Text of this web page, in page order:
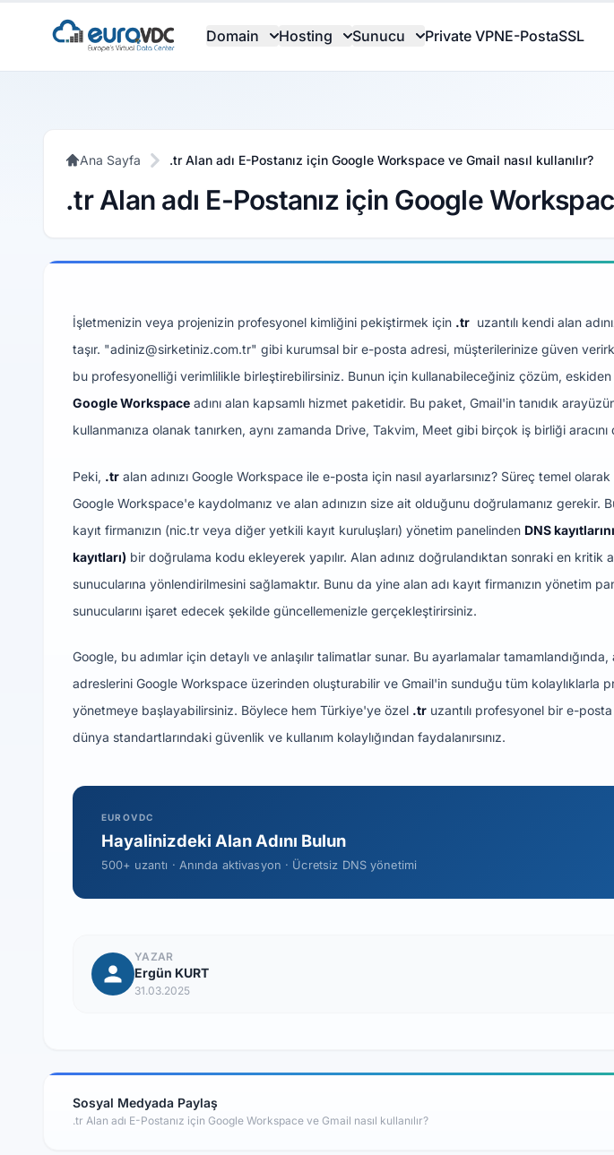
Domain Hosting Sunucu Private VPNE-PostaSSL
Ana Sayfa .tr Alan adı E-Postanız için Google Workspace ve Gmail nasıl kullanılır?
.tr Alan adı E-Postanız için Google
İşletmenizin veya projenizin profesyonel kimliğini pekiştirmek için .tr uzantılı kendi alan
taşır. "adiniz@sirketiniz.com.tr" gibi kurumsal bir e-posta adresi, müşterilerinize güven
bu profesyonelliği verimlilikle birleştirebilirsiniz. Bunun için kullanabileceğiniz çözüm,
Google Workspace adını alan kapsamlı hizmet paketidir. Bu paket, Gmail'in tanıdık
kullanmanıza olanak tanırken, aynı zamanda Drive, Takvim, Meet gibi birçok iş birliği
Peki, .tr alan adınızı Google Workspace ile e-posta için nasıl ayarlarsınız? Süreç temel
Google Workspace'e kaydolmanız ve alan adınızın size ait olduğunu doğrulamanız gerekir.
kayıt firmanızın (nic.tr veya diğer yetkili kayıt kuruluşları) yönetim panelinden DNS
kayıtları) bir doğrulama kodu ekleyerek yapılır. Alan adınız doğrulandıktan sonraki en kritik
sunucularına yönlendirilmesini sağlamaktır. Bunu da yine alan adı kayıt firmanızın yönetim
sunucularını işaret edecek şekilde güncellemenizle gerçekleştirirsiniz.
Google, bu adımlar için detaylı ve anlaşılır talimatlar sunar. Bu ayarlamalar
adreslerini Google Workspace üzerinden oluşturabilir ve Gmail'in sunduğu tüm kolaylıklarla
yönetmeye başlayabilirsiniz. Böylece hem Türkiye'ye özel .tr uzantılı profesyonel bir e-
dünya standartlarındaki güvenlik ve kullanım kolaylığından faydalanırsınız.
EUROVDC
Hayalinizdeki Alan Adını Bulun
500+ uzantı · Anında aktivasyon · Ücretsiz DNS yönetimi
YAZAR
Ergün KURT
31.03.2025
Sosyal Medyada Paylaş
.tr Alan adı E-Postanız için Google Workspace ve Gmail nasıl kullanılır?